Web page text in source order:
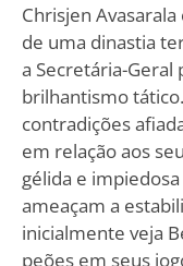
Chrisjen
de uma dinastia
a Secretária-
brilhantismo
contradições
em relação aos
gélida e
ameaçam a
inicialmente veja
peões em seus